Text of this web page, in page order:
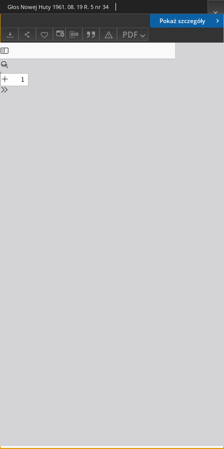
Pokaż szczegóły
PDF
Głos Nowej Huty 1961. 08. 19 R. 5 nr 34